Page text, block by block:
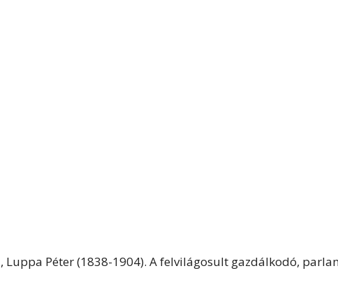
Luppa Péter (1838-1904). A felvilágosult gazdálkodó,